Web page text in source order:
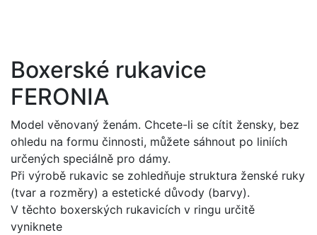
Boxerské rukavice
FERONIA
Model věnovaný ženám. Chcete-li se cítit žensky, bez
ohledu na formu činnosti, můžete sáhnout po liniích
určených speciálně pro dámy.
Při výrobě rukavic se zohledňuje struktura ženské ruky
(tvar a rozměry) a estetické důvody (barvy).
V těchto boxerských rukavicích v ringu určitě
vyniknete